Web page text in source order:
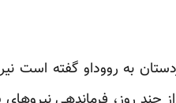
به رووداو گفته است